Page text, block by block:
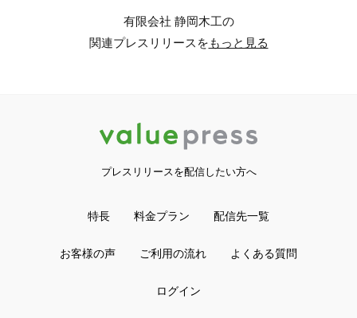
有限会社 静岡木工の
関連プレスリリースをもっと見る
プレスリリースを配信したい方へ
特長 料金プラン 配信先一覧
お客様の声 ご利用の流れ よくある質問
ログイン